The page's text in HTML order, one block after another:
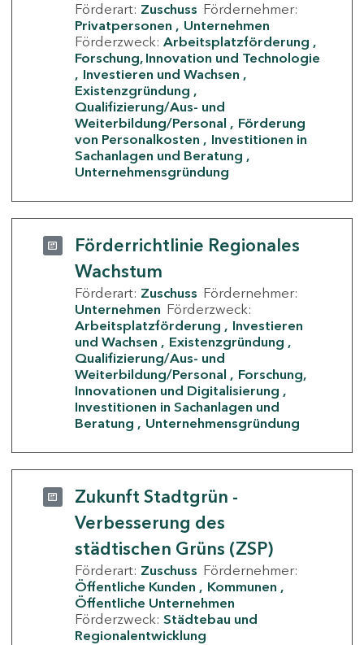
Förderart: Zuschuss Fördernehmer:
Privatpersonen
Unternehmen
Förderzweck: Arbeitsplatzförderung
Forschung, Innovation und Technologie
Investieren und Wachsen
Existenzgründung
Qualifizierung/Aus- und
Weiterbildung/Personal
Förderung
von Personalkosten
Investitionen in
Sachanlagen und Beratung
Unternehmensgründung
Förderrichtlinie Regionales
Wachstum
Förderart: Zuschuss Fördernehmer:
Unternehmen Förderzweck:
Arbeitsplatzförderung
Investieren
und Wachsen
Existenzgründung
Qualifizierung/Aus- und
Weiterbildung/Personal
Forschung,
Innovationen und Digitalisierung
Investitionen in Sachanlagen und
Beratung
Unternehmensgründung
Zukunft Stadtgrün -
Verbesserung des
städtischen Grüns (ZSP)
Förderart: Zuschuss Fördernehmer:
Öffentliche Kunden
Kommunen
Öffentliche Unternehmen
Förderzweck: Städtebau und
Regionalentwicklung